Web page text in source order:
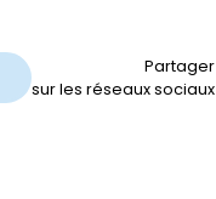
Partager
sur les réseaux sociaux